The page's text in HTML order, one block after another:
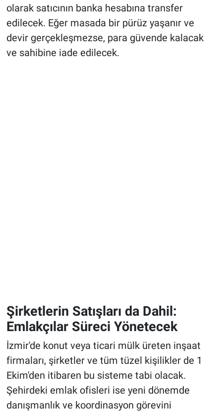
olarak satıcının banka hesabına transfer
edilecek. Eğer masada bir pürüz yaşanır ve
devir gerçekleşmezse, para güvende kalacak
ve sahibine iade edilecek.
Şirketlerin Satışları da Dahil:
Emlakçılar Süreci Yönetecek
İzmir'de konut veya ticari mülk üreten inşaat
firmaları, şirketler ve tüm tüzel kişilikler de 1
Ekim'den itibaren bu sisteme tabi olacak.
Şehirdeki emlak ofisleri ise yeni dönemde
danışmanlık ve koordinasyon görevini